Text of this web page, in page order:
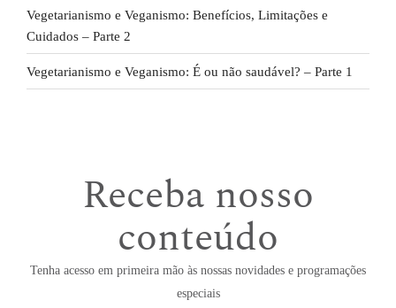
Vegetarianismo e Veganismo: Benefícios, Limitações e
Cuidados – Parte 2
Vegetarianismo e Veganismo: É ou não saudável? – Parte 1
Receba nosso
conteúdo
Tenha acesso em primeira mão às nossas novidades e programações
especiais